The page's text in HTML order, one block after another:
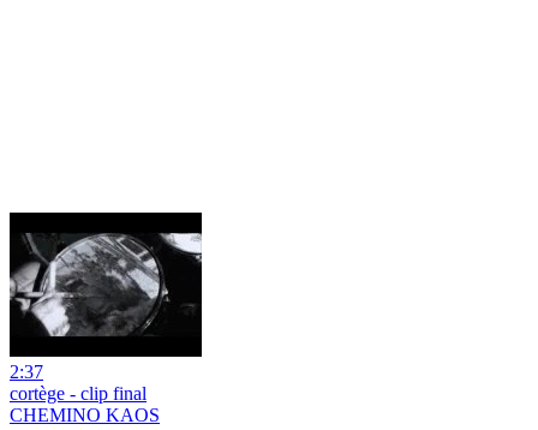
2:37
cortège - clip final
CHEMINO KAOS